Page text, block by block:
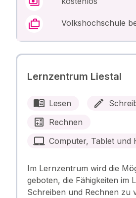
Volkshochschule
Lernzentrum Liestal
Lesen
Rechnen
Computer, Tablet und
Im Lernzentrum wird die
geboten, die Fähigkeiten im
Schreiben und Rechnen zu